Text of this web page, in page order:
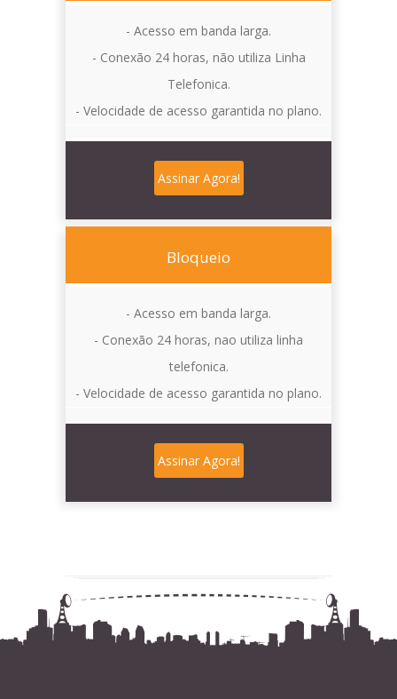
- Acesso em banda larga.
- Conexão 24 horas, não utiliza Linha
Telefonica.
- Velocidade de acesso garantida no plano.
Assinar Agora!
Bloqueio
- Acesso em banda larga.
- Conexão 24 horas, nao utiliza linha
telefonica.
- Velocidade de acesso garantida no plano.
Assinar Agora!